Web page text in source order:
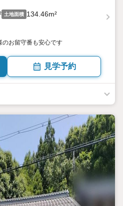
土地面積 134.46m²
のお留守番も安心です
見学予約